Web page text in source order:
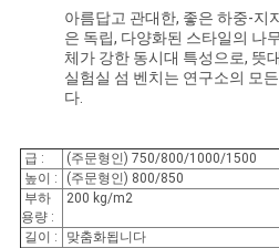
적
요
청
아름답고 관대한, 좋은 하중-지
은 독립, 다양화된 스타일의 나
체가 강한 동시대 특성으로, 뜻
실험실 섬 벤치는 연구소의 모
다.
급 :
(주문형인) 750/800/1000/1500
높이 :
(주문형인) 800/850
부하
용량 :
200 kg/m2
길이 :
맞춤화됩니다